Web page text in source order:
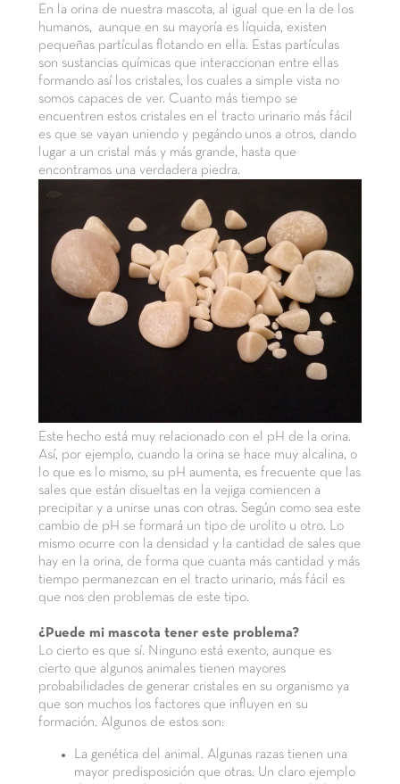
En la orina de nuestra mascota, al igual que en la de los
humanos, aunque en su mayoría es líquida, existen
pequeñas partículas flotando en ella. Estas partículas
son sustancias químicas que interaccionan entre ellas
formando así los cristales, los cuales a simple vista no
somos capaces de ver. Cuanto más tiempo se
encuentren estos cristales en el tracto urinario más fácil
es que se vayan uniendo y pegándo unos a otros, dando
lugar a un cristal más y más grande, hasta que
encontramos una verdadera piedra.
Este hecho está muy relacionado con el pH de la orina.
Así, por ejemplo, cuando la orina se hace muy alcalina, o
lo que es lo mismo, su pH aumenta, es frecuente que las
sales que están disueltas en la vejiga comiencen a
precipitar y a unirse unas con otras. Según como sea este
cambio de pH se formará un tipo de urolito u otro. Lo
mismo ocurre con la densidad y la cantidad de sales que
hay en la orina, de forma que cuanta más cantidad y más
tiempo permanezcan en el tracto urinario, más fácil es
que nos den problemas de este tipo.
¿Puede mi mascota tener este problema?
Lo cierto es que sí. Ninguno está exento, aunque es
cierto que algunos animales tienen mayores
probabilidades de generar cristales en su organismo ya
que son muchos los factores que influyen en su
formación. Algunos de estos son:
La genética del animal. Algunas razas tienen una
mayor predisposición que otras. Un claro ejemplo